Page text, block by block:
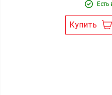
Есть
Купить